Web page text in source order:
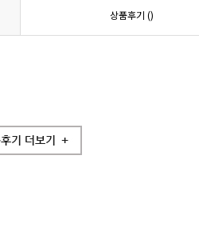
상품후기 ()